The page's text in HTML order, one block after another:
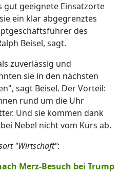
geeignete Einsatzorte
ein klar abgegrenztes
des
Beisel, sagt.
zuverlässig und
sie in den nächsten
sagt Beisel. Der Vorteil:
rund um die Uhr
Und sie kommen dank
Nebel nicht vom Kurs ab.
"Wirtschaft":
Merz-Besuch bei Trump